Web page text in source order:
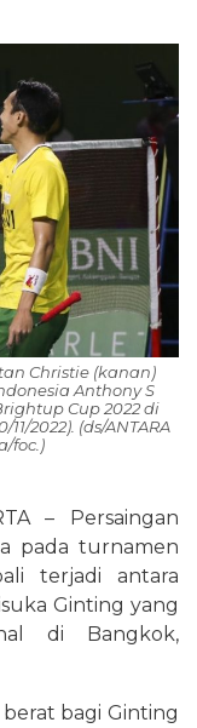
Christie (kanan)
Anthony S
Cup 2022 di
2022). (ds/ANTARA
foc.)
– Persaingan
pada turnamen
terjadi antara
Ginting yang
di Bangkok,
bagi Ginting